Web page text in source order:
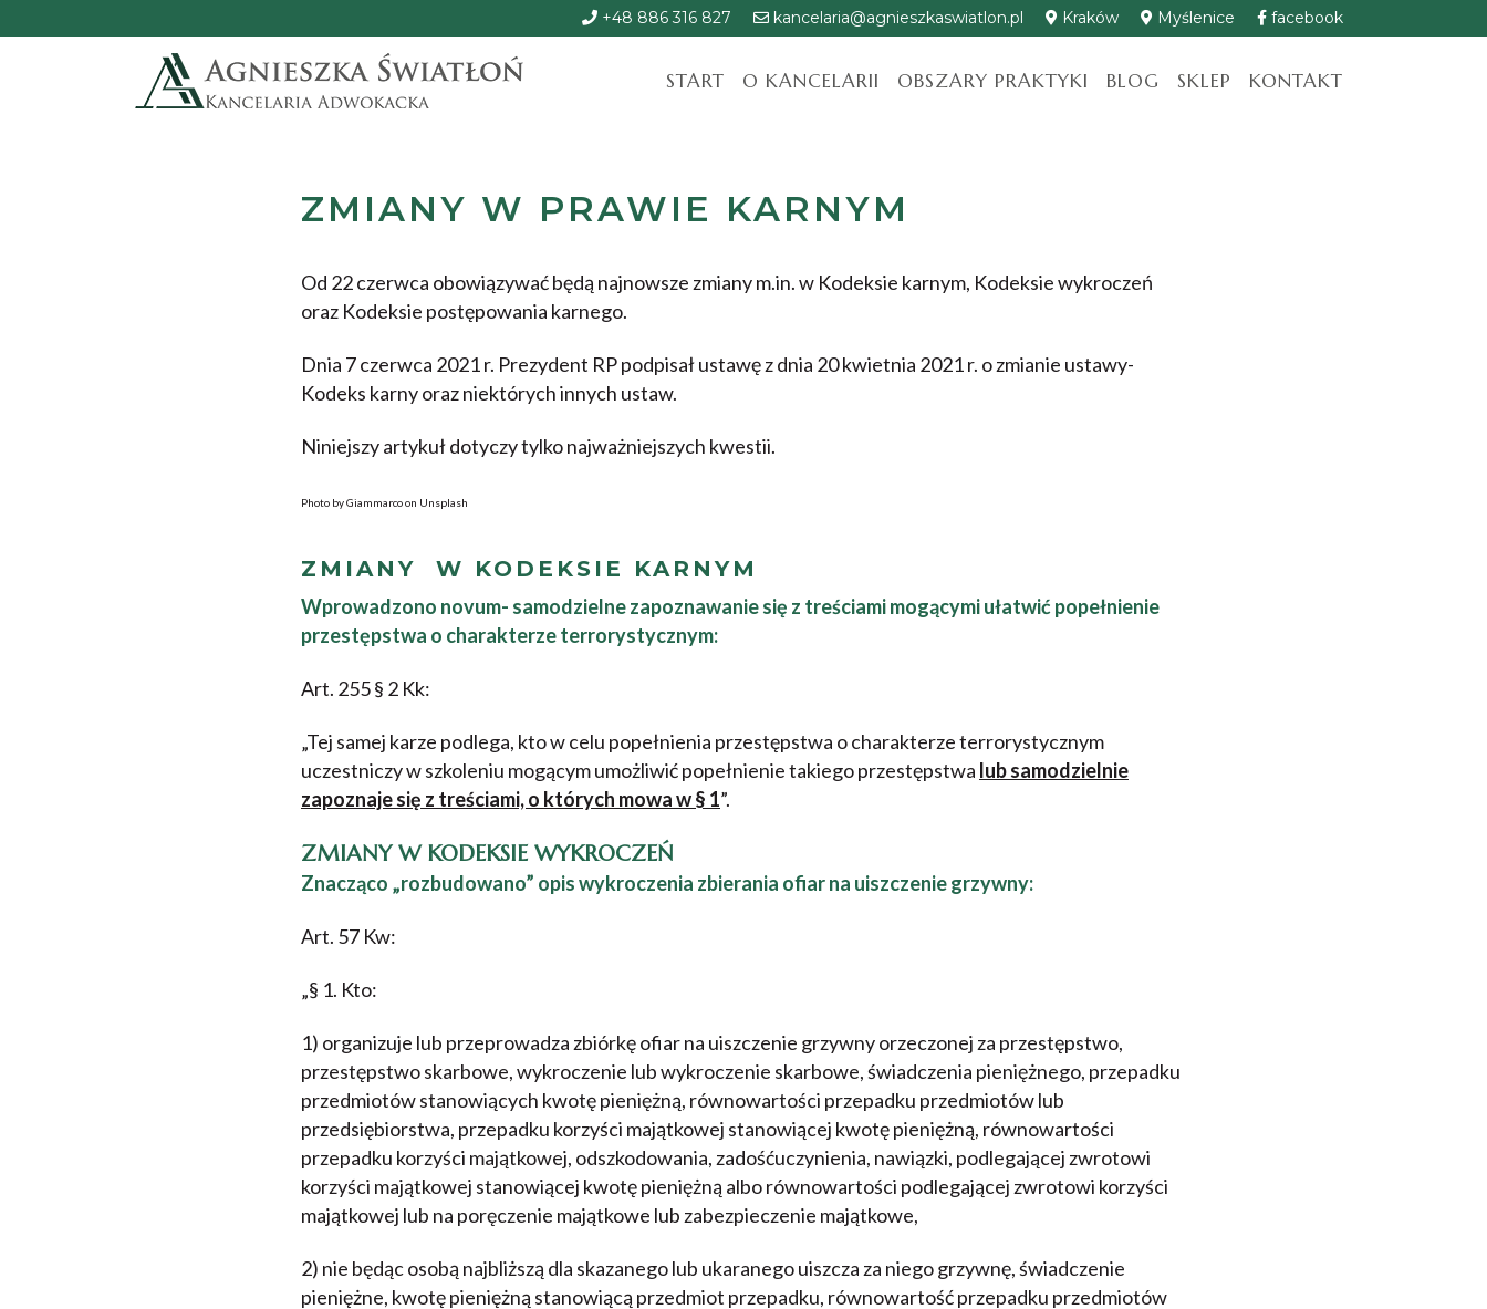
+48 886 316 827 kancelaria@agnieszkaswiatlon.pl Kraków Myślenice facebook
START O KANCELARII OBSZARY PRAKTYKI BLOG SKLEP KONTAKT
ZMIANY W PRAWIE KARNYM
Od 22 czerwca obowiązywać będą najnowsze zmiany m.in. w Kodeksie karnym, Kodeksie wykroczeń
oraz Kodeksie postępowania karnego.
Dnia 7 czerwca 2021 r. Prezydent RP podpisał ustawę z dnia 20 kwietnia 2021 r. o zmianie ustawy-
Kodeks karny oraz niektórych innych ustaw.
Niniejszy artykuł dotyczy tylko najważniejszych kwestii.
Photo by Giammarco on Unsplash
ZMIANY W KODEKSIE KARNYM
Wprowadzono novum- samodzielne zapoznawanie się z treściami mogącymi ułatwić popełnienie
przestępstwa o charakterze terrorystycznym:
Art. 255 § 2 Kk:
„Tej samej karze podlega, kto w celu popełnienia przestępstwa o charakterze terrorystycznym
uczestniczy w szkoleniu mogącym umożliwić popełnienie takiego przestępstwa lub samodzielnie
zapoznaje się z treściami, o których mowa w § 1”.
ZMIANY W KODEKSIE WYKROCZEŃ
Znacząco „rozbudowano” opis wykroczenia zbierania ofiar na uiszczenie grzywny:
Art. 57 Kw:
„§ 1. Kto:
1) organizuje lub przeprowadza zbiórkę ofiar na uiszczenie grzywny orzeczonej za przestępstwo,
przestępstwo skarbowe, wykroczenie lub wykroczenie skarbowe, świadczenia pieniężnego, przepadku
przedmiotów stanowiących kwotę pieniężną, równowartości przepadku przedmiotów lub
przedsiębiorstwa, przepadku korzyści majątkowej stanowiącej kwotę pieniężną, równowartości
przepadku korzyści majątkowej, odszkodowania, zadośćuczynienia, nawiązki, podlegającej zwrotowi
korzyści majątkowej stanowiącej kwotę pieniężną albo równowartości podlegającej zwrotowi korzyści
majątkowej lub na poręczenie majątkowe lub zabezpieczenie majątkowe,
2) nie będąc osobą najbliższą dla skazanego lub ukaranego uiszcza za niego grzywnę, świadczenie
pieniężne, kwotę pieniężną stanowiącą przedmiot przepadku, równowartość przepadku przedmiotów